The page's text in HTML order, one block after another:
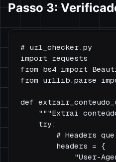
Passo 3:
# url_checker.py
import requests
from bs4 import
from urllib.parse
def
"""Extrai
    try:
# Headers
        headers = {
"User-